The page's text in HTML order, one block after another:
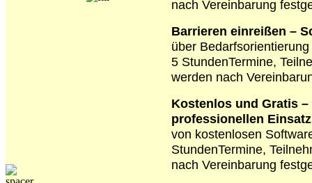
nach Vereinbarung
Barrieren einreißen –
über
5 StundenTermine,
werden nach
Kostenlos und Gratis
professionellen
von kostenlosen
StundenTermine,
nach Vereinbarung